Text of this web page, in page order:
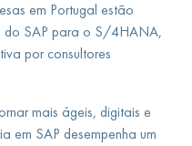
em Portugal estão
do SAP para o S/4HANA,
por consultores
mais ágeis, digitais e
em SAP desempenha um